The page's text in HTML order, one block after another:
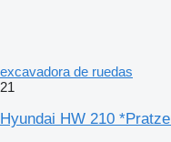
excavadora de ruedas
21
Hyundai HW 210